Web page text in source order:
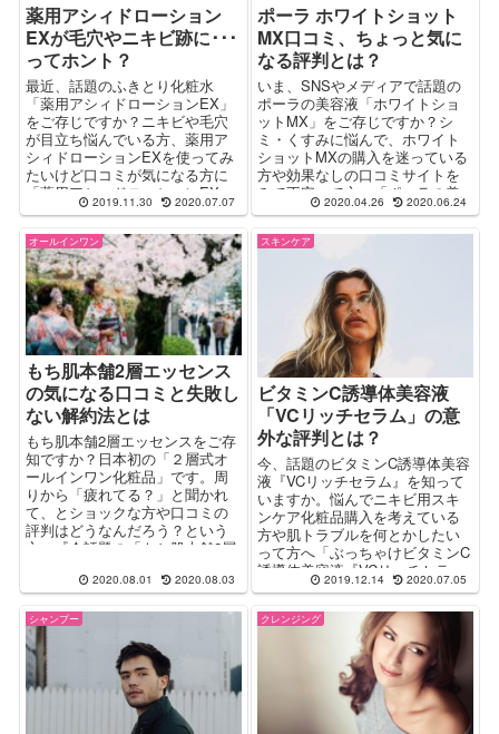
薬用アシィドローション
EXが毛穴やニキビ跡に･･･
ってホント？
最近、話題のふきとり化粧水
「薬用アシィドローションEX」
をご存じですか？ニキビや毛穴
が目立ち悩んでいる方、薬用ア
シィドローションEXを使ってみ
たいけど口コミが気になる方に
「薬用アシィドローションEXっ
てニキビに実際どうなの」とい
薬用アシィドローションEXの口
コミを検証。
2019.11.30 2020.07.07
ポーラ ホワイトショット
MX口コミ、ちょっと気に
なる評判とは？
いま、SNSやメディアで話題の
ポーラの美容液「ホワイトショ
ットMX」をご存じですか？シ
ミ・くすみに悩んで、ホワイト
ショットMXの購入を迷っている
方や効果なしの口コミサイトを
みて不安って方へ「ポーラの美
容液『ホワイトショットMX』っ
口コミの評判やより効果的な使
2020.04.26 2020.06.24
オールインワン
もち肌本舗2層エッセンス
の気になる口コミと失敗し
ない解約法とは
もち肌本舗2層エッセンスをご存
知ですか？日本初の「２層式オ
ールインワン化粧品」です。周
りから「疲れてる？」と聞かれ
て、とショックな方や口コミの
評判はどうなんだろう？という
方へ『今話題の「もち肌本舗2層
の？』をレポート。リアルな口
コミの評価と使い方、お得な情
報について解説。
2020.08.01 2020.08.03
スキンケア
ビタミンC誘導体美容液
「VCリッチセラム」の意
外な評判とは？
今、話題のビタミンC誘導体美容
液『VCリッチセラム』を知って
いますか。悩んでニキビ用スキ
ンケア化粧品購入を考えている
方や肌トラブルを何とかしたい
って方へ「ぶっちゃけビタミンC
誘導体美容液『VCリッチセラ
ム』って実際どうなの？」って
コミの評判や最安値の店舗の情
報などを解説。
2019.12.14 2020.07.05
シャンプー クレンジング